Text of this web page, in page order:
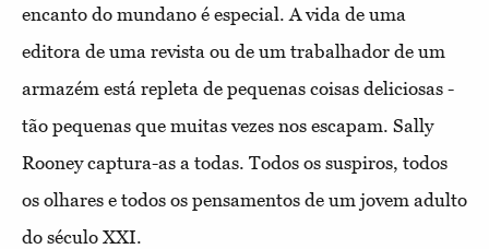
encanto do mundano é especial. A vida de uma
editora de uma revista ou de um trabalhador de um
armazém está repleta de pequenas coisas deliciosas -
tão pequenas que muitas vezes nos escapam. Sally
Rooney captura-as a todas. Todos os suspiros, todos
os olhares e todos os pensamentos de um jovem adulto
do século XXI.